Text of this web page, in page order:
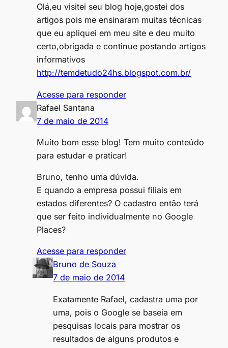
Olá,eu visitei seu blog hoje,gostei dos
artigos pois me ensinaram muitas técnicas
que eu apliquei em meu site e deu muito
certo,obrigada e continue postando artigos
informativos
http://temdetudo24hs.blogspot.com.br/
Acesse para responder
Rafael Santana
7 de maio de 2014
Muito bom esse blog! Tem muito conteúdo
para estudar e praticar!
Bruno, tenho uma dúvida.
E quando a empresa possui filiais em
estados diferentes? O cadastro então terá
que ser feito individualmente no Google
Places?
Acesse para responder
Bruno de Souza
7 de maio de 2014
Exatamente Rafael, cadastra uma por
uma, pois o Google se baseia em
pesquisas locais para mostrar os
resultados de alguns produtos e